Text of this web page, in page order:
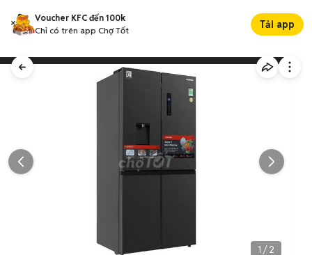
Voucher KFC đến 100k
Chỉ có trên app Chợ Tốt
Tải app
1 /2